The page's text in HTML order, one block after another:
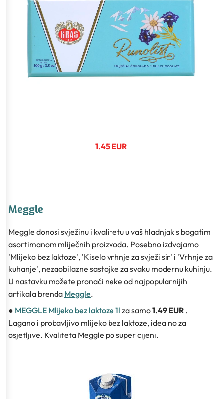
1.45 EUR
Meggle
Meggle donosi svježinu i kvalitetu u vaš hladnjak s bogatim
asortimanom mliječnih proizvoda. Posebno izdvajamo
'Mlijeko bez laktoze', 'Kiselo vrhnje za svježi sir' i 'Vrhnje za
kuhanje', nezaobilazne sastojke za svaku modernu kuhinju.
U nastavku možete pronaći neke od najpopularnijih
artikala brenda Meggle.
● MEGGLE Mlijeko bez laktoze 1l za samo1.49 EUR .
Lagano i probavljivo mlijeko bez laktoze, idealno za
osjetljive. Kvaliteta Meggle po super cijeni.